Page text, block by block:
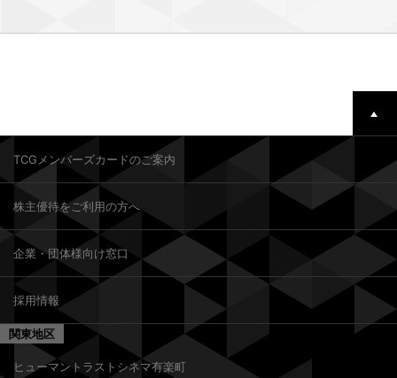
TCGメンバーズカードのご案内
株主優待をご利用の方へ
企業・団体様向け窓口
採用情報
関東地区
ヒューマントラストシネマ有楽町